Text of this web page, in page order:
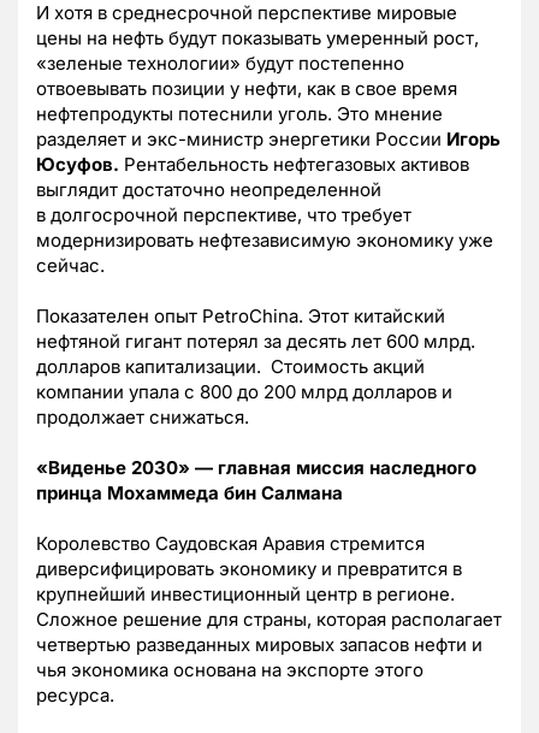
И хотя в среднесрочной перспективе мировые
цены на нефть будут показывать умеренный рост,
«зеленые технологии» будут постепенно
отвоевывать позиции у нефти, как в свое время
нефтепродукты потеснили уголь. Это мнение
разделяет и экс-министр энергетики России Игорь
Юсуфов. Рентабельность нефтегазовых активов
выглядит достаточно неопределенной
в долгосрочной перспективе, что требует
модернизировать нефтезависимую экономику уже
сейчас.
Показателен опыт PetroChina. Этот китайский
нефтяной гигант потерял за десять лет 600 млрд.
долларов капитализации. Стоимость акций
компании упала с 800 до 200 млрд долларов и
продолжает снижаться.
«Виденье 2030» — главная миссия наследного
принца Мохаммеда бин Салмана
Королевство Саудовская Аравия стремится
диверсифицировать экономику и превратится в
крупнейший инвестиционный центр в регионе.
Сложное решение для страны, которая располагает
четвертью разведанных мировых запасов нефти и
чья экономика основана на экспорте этого
ресурса.